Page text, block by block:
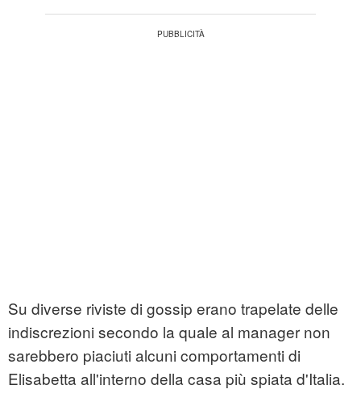
Su diverse riviste di gossip erano trapelate delle
indiscrezioni secondo la quale al manager non
sarebbero piaciuti alcuni comportamenti di
Elisabetta all'interno della casa più spiata d'Italia.